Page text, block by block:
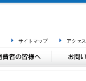
サイトマップ アクセス